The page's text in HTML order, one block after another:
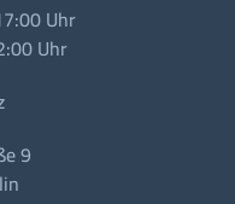
Uhr
Uhr
9